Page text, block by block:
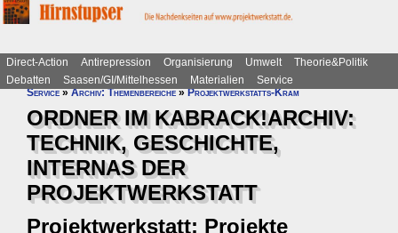
Direct-Action Antirepression Organisierung Umwelt
Theorie&Politik
Debatten
Saasen/GI/Mittelhessen Materialien
Service
Service»Archiv: Themenbereiche»Projektwerkstatts-Kram
ORDNER IM KABRACK!ARCHIV:
TECHNIK, GESCHICHTE,
INTERNAS DER
PROJEKTWERKSTATT
Projektwerkstatt: Projekte